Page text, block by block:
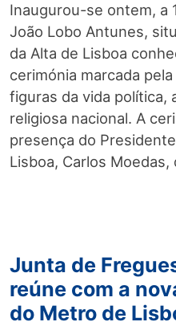
Inaugurou-se ontem, a
João Lobo Antunes,
da Alta de Lisboa
cerimónia marcada
figuras da vida política,
religiosa nacional. A
presença do
Lisboa, Carlos
Junta de
reúne com a
do Metro de